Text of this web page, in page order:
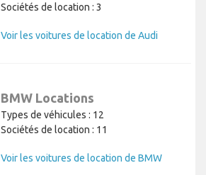
Sociétés de location : 3
Voir les voitures de location de Audi
BMW Locations
Types de véhicules : 12
Sociétés de location : 11
Voir les voitures de location de BMW